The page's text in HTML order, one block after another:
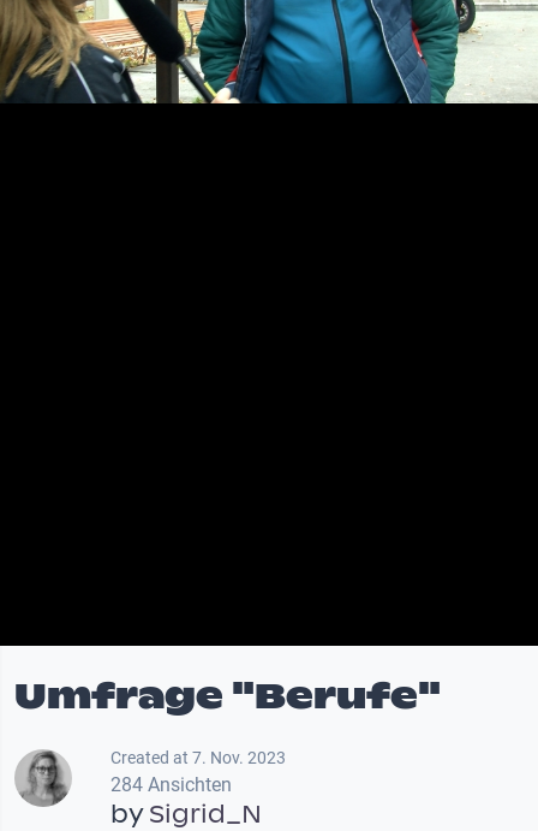
Video
Umfrage "Berufe"
Created at 7. Nov. 2023
284 Ansichten
bySigrid_N